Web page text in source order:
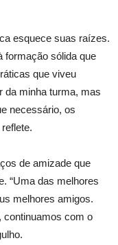
esquece suas raízes.
formação sólida que
que viveu
da minha turma, mas
necessário, os
de amizade que
“Uma das melhores
melhores amigos.
continuamos com o